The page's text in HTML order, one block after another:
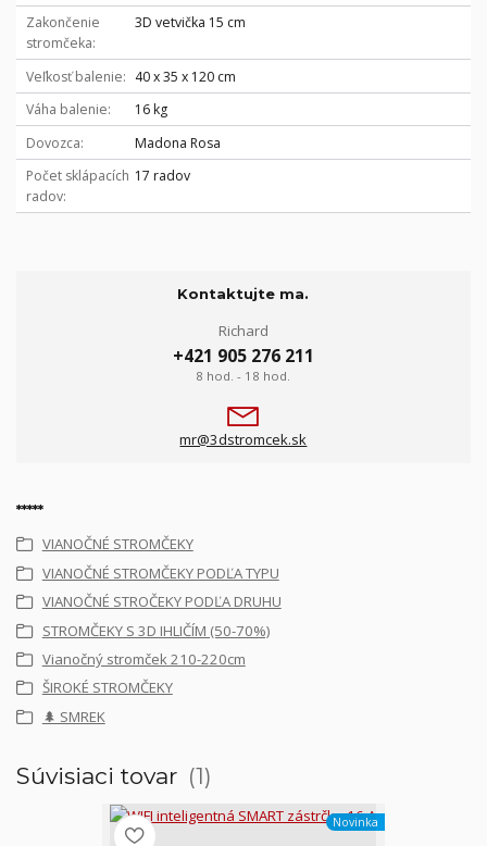
Zakončenie
stromčeka
3D vetvička 15 cm
Veľkosť balenie
40 x 35 x 120 cm
Váha balenie
16 kg
Dovozca
Madona Rosa
Počet sklápacích
radov
17 radov
Kontaktujte ma.
Richard
+421 905 276 211
8 hod. - 18 hod.
mr@3dstromcek.sk
*****
VIANOČNÉ STROMČEKY
VIANOČNÉ STROMČEKY PODĽA TYPU
VIANOČNÉ STROČEKY PODĽA DRUHU
STROMČEKY S 3D IHLIČÍM (50-70%)
Vianočný stromček 210-220cm
ŠIROKÉ STROMČEKY
🌲 SMREK
Súvisiaci tovar 1
Novinka